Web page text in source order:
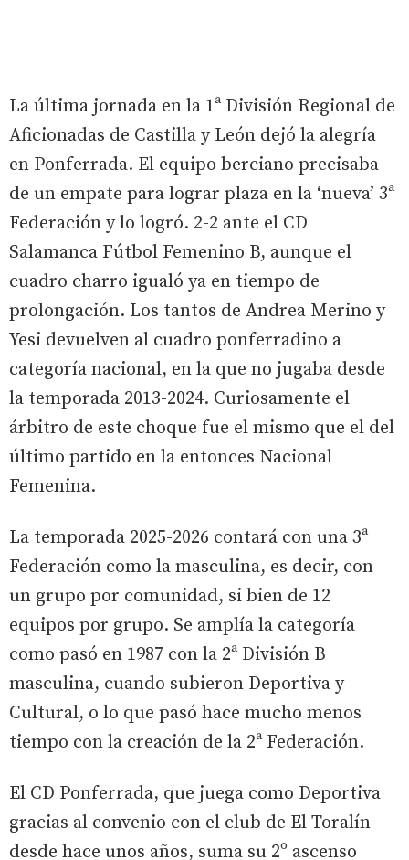
La última jornada en la 1ª División Regional de
Aficionadas de Castilla y León dejó la alegría
en Ponferrada. El equipo berciano precisaba
de un empate para lograr plaza en la ‘nueva’ 3ª
Federación y lo logró. 2-2 ante el CD
Salamanca Fútbol Femenino B, aunque el
cuadro charro igualó ya en tiempo de
prolongación. Los tantos de Andrea Merino y
Yesi devuelven al cuadro ponferradino a
categoría nacional, en la que no jugaba desde
la temporada 2013-2024. Curiosamente el
árbitro de este choque fue el mismo que el del
último partido en la entonces Nacional
Femenina.
La temporada 2025-2026 contará con una 3ª
Federación como la masculina, es decir, con
un grupo por comunidad, si bien de 12
equipos por grupo. Se amplía la categoría
como pasó en 1987 con la 2ª División B
masculina, cuando subieron Deportiva y
Cultural, o lo que pasó hace mucho menos
tiempo con la creación de la 2ª Federación.
El CD Ponferrada, que juega como Deportiva
gracias al convenio con el club de El Toralín
desde hace unos años, suma su 2º ascenso